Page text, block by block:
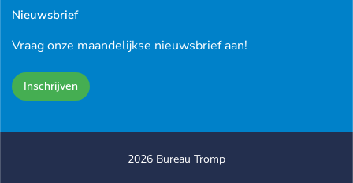
Nieuwsbrief
Vraag onze maandelijkse nieuwsbrief aan!
Inschrijven
2026 Bureau Tromp